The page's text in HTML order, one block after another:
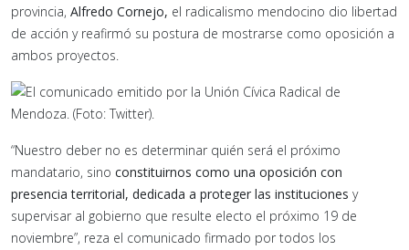
provincia, Alfredo Cornejo, el radicalismo mendocino dio libertad
de acción y reafirmó su postura de mostrarse como oposición a
ambos proyectos.
“Nuestro deber no es determinar quién será el próximo
mandatario, sino constituirnos como una oposición con
presencia territorial, dedicada a proteger las instituciones y
supervisar al gobierno que resulte electo el próximo 19 de
noviembre”, reza el comunicado firmado por todos los